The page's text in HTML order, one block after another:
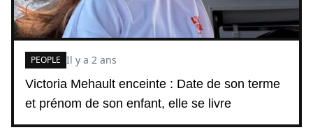
Victoria Mehault enceinte : Date de son terme
et prénom de son enfant, elle se livre
PEOPLE Il y a 2 ans